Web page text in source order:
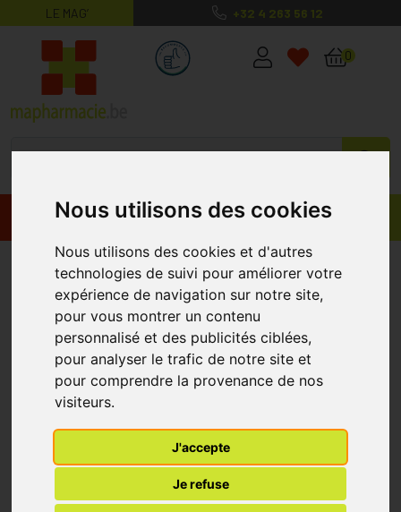
Nous utilisons des cookies
Nous utilisons des cookies et d'autres
technologies de suivi pour améliorer votre
expérience de navigation sur notre site,
pour vous montrer un contenu
personnalisé et des publicités ciblées,
pour analyser le trafic de notre site et
pour comprendre la provenance de nos
visiteurs.
J'accepte
Je refuse
LE MAG’ +32 4 263 56 12
MaPharmacie.be ma santé, mes
0
Promos Produits
Coq10 50mg 60 Gélules. BE-LIFE